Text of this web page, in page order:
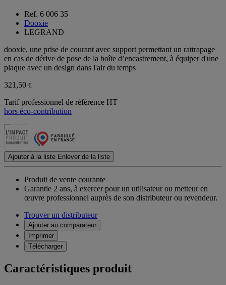
Ref. 6 006 35
Dooxie
LEGRAND
dooxie, une prise de courant avec support permettant un rattrapage
en cas de dérive de pose de la boîte d’encastrement, à équiper d'une
plaque avec un design dans l'air du temps
321,50 €
Tarif professionnel de référence HT
hors éco-contribution
Ajouter à la liste Enlever de la liste
Produit de vente courante
Garantie 2 ans, à exercer pour un utilisateur ou metteur en
œuvre professionnel auprès de son distributeur ou revendeur.
Trouver un distributeur
Ajouter au comparateur
Imprimer
Télécharger
Caractéristiques produit